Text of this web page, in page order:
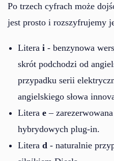
Po trzech cyfrach może
jest prosto i rozszyfrujemy
Litera i - benzynowa
skrót podchodzi od
przypadku serii
angielskiego słowa
Litera e–
hybrydowych plug-in.
Litera d - naturalnie